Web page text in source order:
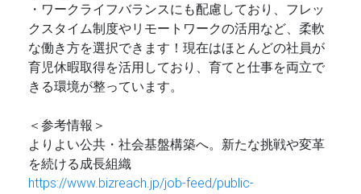
・ワークライフバランスにも配慮しており、フレッ
クスタイム制度やリモートワークの活用など、柔軟
な働き方を選択できます！現在はほとんどの社員が
育児休暇取得を活用しており、育てと仕事を両立で
きる環境が整っています。
＜参考情報＞
よりよい公共・社会基盤構築へ。新たな挑戦や変革
を続ける成長組織
https://www.bizreach.jp/job-feed/public-